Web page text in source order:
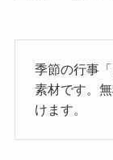
季節の行事
素材です。
けます。